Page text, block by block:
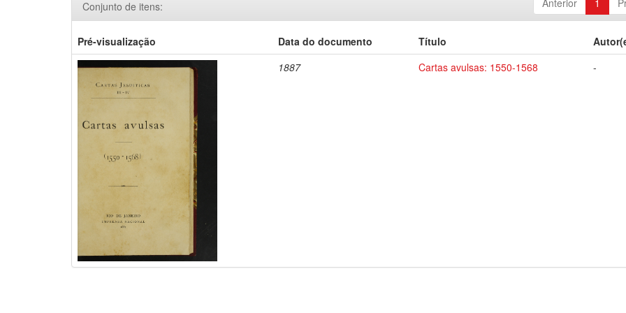
Anterior 1
Conjunto de itens:
Pré-visualização Data do documento Título
1887
Cartas avulsas: 1550-1568 -